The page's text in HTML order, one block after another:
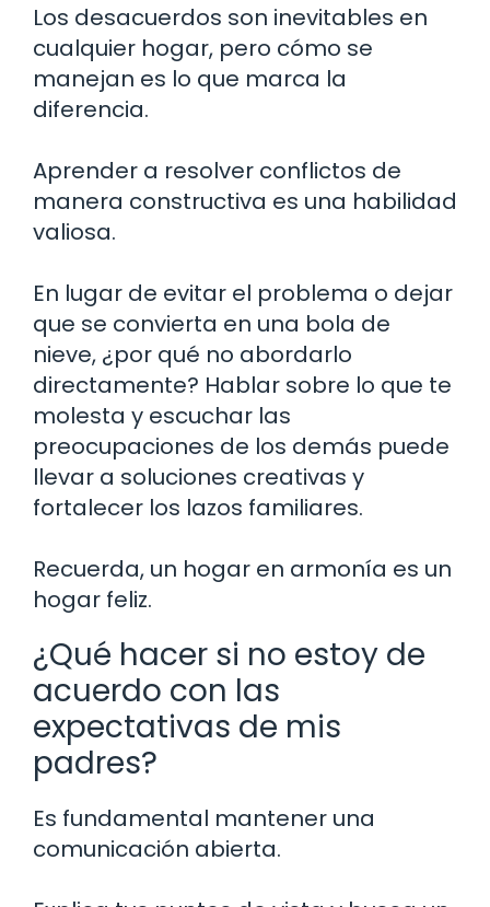
Los desacuerdos son inevitables en
cualquier hogar, pero cómo se
manejan es lo que marca la
diferencia.
Aprender a resolver conflictos de
manera constructiva es una habilidad
valiosa.
En lugar de evitar el problema o dejar
que se convierta en una bola de
nieve, ¿por qué no abordarlo
directamente? Hablar sobre lo que te
molesta y escuchar las
preocupaciones de los demás puede
llevar a soluciones creativas y
fortalecer los lazos familiares.
Recuerda, un hogar en armonía es un
hogar feliz.
¿Qué hacer si no estoy de
acuerdo con las
expectativas de mis
padres?
Es fundamental mantener una
comunicación abierta.